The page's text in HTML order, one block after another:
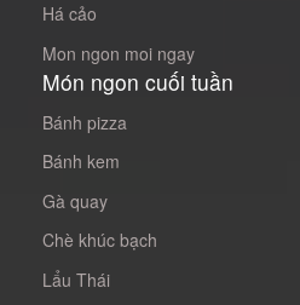
Há cảo
Mon ngon moi ngay
Món ngon cuối tuần
Bánh pizza
Bánh kem
Gà quay
Chè khúc bạch
Lẩu Thái